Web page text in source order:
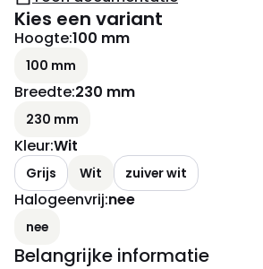
Kies een variant
Hoogte:100 mm
100 mm
Breedte:230 mm
230 mm
Kleur:Wit
Grijs Wit zuiver wit
Halogeenvrij:nee
nee
Belangrijke informatie